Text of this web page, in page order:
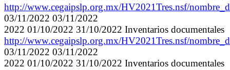
http://www.cegaipslp.org.mx/HV2021Tres.nsf/
03/11/2022 03/11/2022
2022 01/10/2022 31/10/2022 Inventarios documentales
http://www.cegaipslp.org.mx/HV2021Tres.nsf/
03/11/2022 03/11/2022
2022 01/10/2022 31/10/2022 Inventarios documentales